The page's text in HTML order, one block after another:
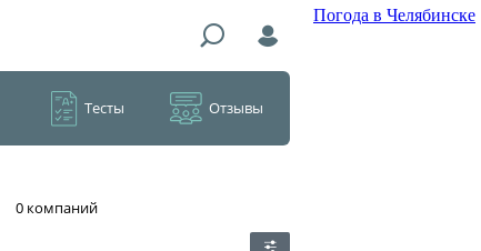
Погода в Челябинске
Тесты Отзывы
​0 компаний